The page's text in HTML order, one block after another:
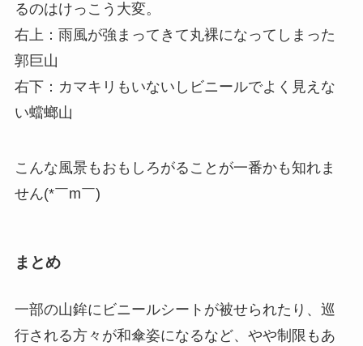
るのはけっこう大変。
右上：雨風が強まってきて丸裸になってしまった
郭巨山
右下：カマキリもいないしビニールでよく見えな
い蟷螂山
こんな風景もおもしろがることが一番かも知れま
せん(*￣m￣)
まとめ
一部の山鉾にビニールシートが被せられたり、巡
行される方々が和傘姿になるなど、やや制限もあ